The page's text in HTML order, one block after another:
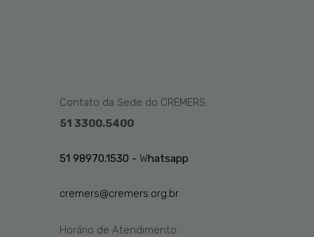
Contato da Sede do CREMERS:
51 3300.5400
51 98970.1530 - Whatsapp
cremers@cremers.org.br
Horário de Atendimento: